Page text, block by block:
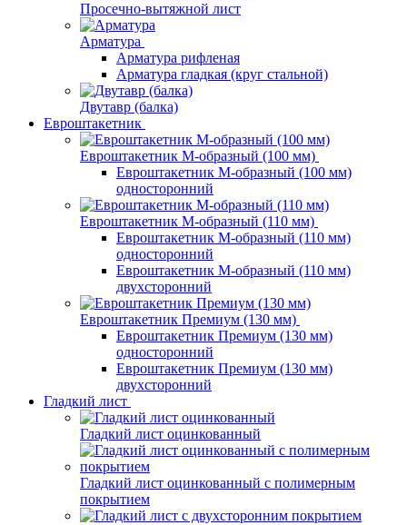
Просечно-вытяжной лист
Арматура
Арматура рифленая
Арматура гладкая (круг стальной)
Двутавр (балка)
Евроштакетник
Евроштакетник М-образный (100 мм)
Евроштакетник М-образный (100 мм)
односторонний
Евроштакетник М-образный (110 мм)
Евроштакетник М-образный (110 мм)
односторонний
Евроштакетник М-образный (110 мм)
двухсторонний
Евроштакетник Премиум (130 мм)
Евроштакетник Премиум (130 мм)
односторонний
Евроштакетник Премиум (130 мм)
двухсторонний
Гладкий лист
Гладкий лист оцинкованный
Гладкий лист оцинкованный с полимерным
покрытием